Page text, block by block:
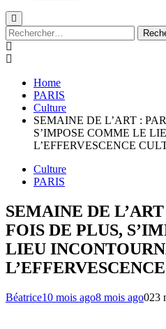
Rechercher :
Home
PARIS
Culture
SEMAINE DE L’ART :
S’IMPOSE COMME LE
L’EFFERVESCENCE
Culture
PARIS
SEMAINE DE
FOIS DE PLUS,
LIEU
Béatrice10 mois ago8 mois ago023